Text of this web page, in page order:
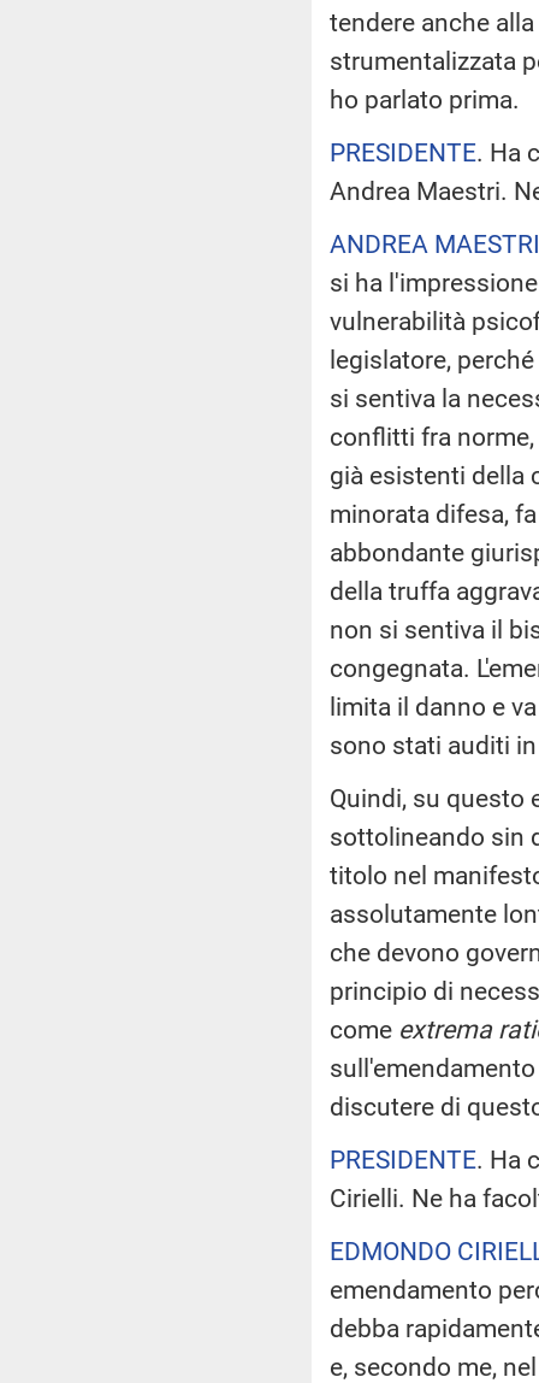
tendere anche
strumentalizzata
ho parlato prima.
PRESIDENTE. Ha
Andrea Maestri.
ANDREA MAESTRI
si ha
vulnerabilità
legislatore,
si sentiva la
conflitti fra
già esistenti della
minorata difesa,
abbondante
della truffa
non si sentiva il
congegnata.
limita il danno e
sono stati auditi
Quindi, su questo
sottolineando sin
titolo nel
assolutamente
che devono
principio di
come extrema
discutere di
PRESIDENTE. Ha
Cirielli. Ne ha
EDMONDO
emendamento
debba
e, secondo me,